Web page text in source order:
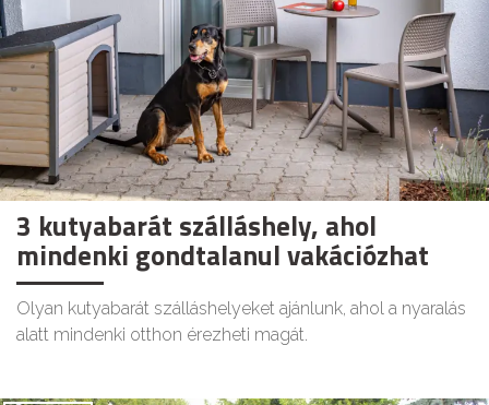
3 kutyabarát szálláshely, ahol
mindenki gondtalanul vakációzhat
Olyan kutyabarát szálláshelyeket ajánlunk, ahol a nyaralás
alatt mindenki otthon érezheti magát.